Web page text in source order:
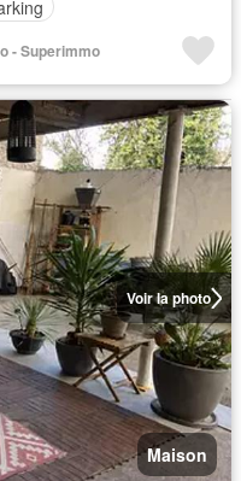
- Superimmo
Voir la photo
Maison